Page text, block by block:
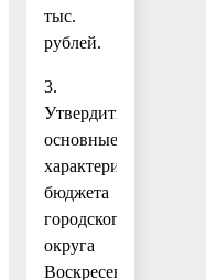
тыс.
рублей.
3.
Утвердить
основные
характеристики
бюджета
городского
округа
Воскресенск